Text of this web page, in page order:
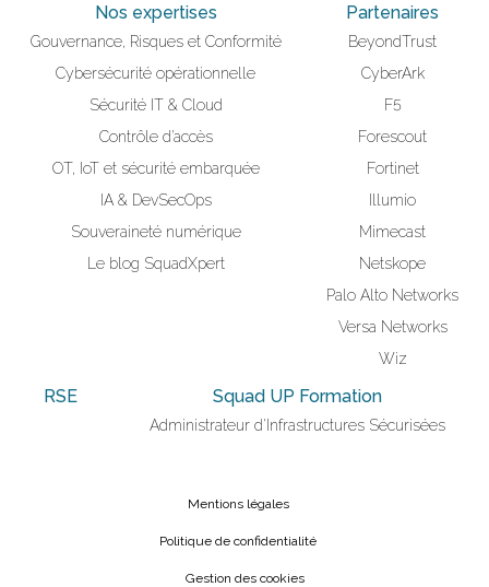
Nos expertises
Gouvernance, Risques et Conformité
Cybersécurité opérationnelle
Sécurité IT & Cloud
Contrôle d’accès
OT, IoT et sécurité embarquée
IA & DevSecOps
Souveraineté numérique
Le blog SquadXpert
Partenaires
BeyondTrust
CyberArk
F5
Forescout
Fortinet
Illumio
Mimecast
Netskope
Palo Alto Networks
Versa Networks
Wiz
RSE Squad UP Formation
Administrateur d'Infrastructures Sécurisées
Mentions légales
Politique de confidentialité
Gestion des cookies